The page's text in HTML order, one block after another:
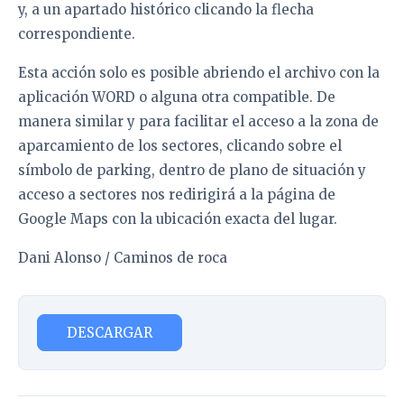
y, a un apartado histórico clicando la flecha
correspondiente.
Esta acción solo es posible abriendo el archivo con la
aplicación WORD o alguna otra compatible. De
manera similar y para facilitar el acceso a la zona de
aparcamiento de los sectores, clicando sobre el
símbolo de parking, dentro de plano de situación y
acceso a sectores nos redirigirá a la página de
Google Maps con la ubicación exacta del lugar.
Dani Alonso / Caminos de roca
DESCARGAR